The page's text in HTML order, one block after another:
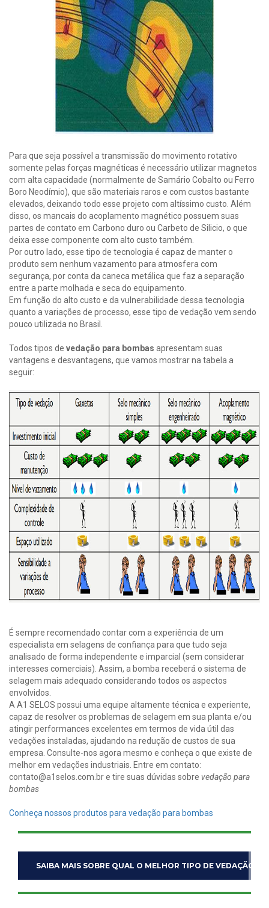
Para que seja possível a transmissão do movimento rotativo
somente pelas forças magnéticas é necessário utilizar magnetos
com alta capacidade (normalmente de Samário Cobalto ou Ferro
Boro Neodímio), que são materiais raros e com custos bastante
elevados, deixando todo esse projeto com altíssimo custo. Além
disso, os mancais do acoplamento magnético possuem suas
partes de contato em Carbono duro ou Carbeto de Silicio, o que
deixa esse componente com alto custo também.
Por outro lado, esse tipo de tecnologia é capaz de manter o
produto sem nenhum vazamento para atmosfera com
segurança, por conta da caneca metálica que faz a separação
entre a parte molhada e seca do equipamento.
Em função do alto custo e da vulnerabilidade dessa tecnologia
quanto a variações de processo, esse tipo de vedação vem sendo
pouco utilizada no Brasil.
Todos tipos de vedação para bombas apresentam suas
vantagens e desvantagens, que vamos mostrar na tabela a
seguir:
É sempre recomendado contar com a experiência de um
especialista em selagens de confiança para que tudo seja
analisado de forma independente e imparcial (sem considerar
interesses comerciais). Assim, a bomba receberá o sistema de
selagem mais adequado considerando todos os aspectos
envolvidos.
A A1 SELOS possui uma equipe altamente técnica e experiente,
capaz de resolver os problemas de selagem em sua planta e/ou
atingir performances excelentes em termos de vida útil das
vedações instaladas, ajudando na redução de custos de sua
empresa. Consulte-nos agora mesmo e conheça o que existe de
melhor em vedações industriais. Entre em contato:
contato@a1selos.com.br e tire suas dúvidas sobre vedação para
bombas
Conheça nossos produtos para vedação para bombas
SAIBA MAIS SOBRE QUAL O MELHOR TIPO DE VEDAÇÃO